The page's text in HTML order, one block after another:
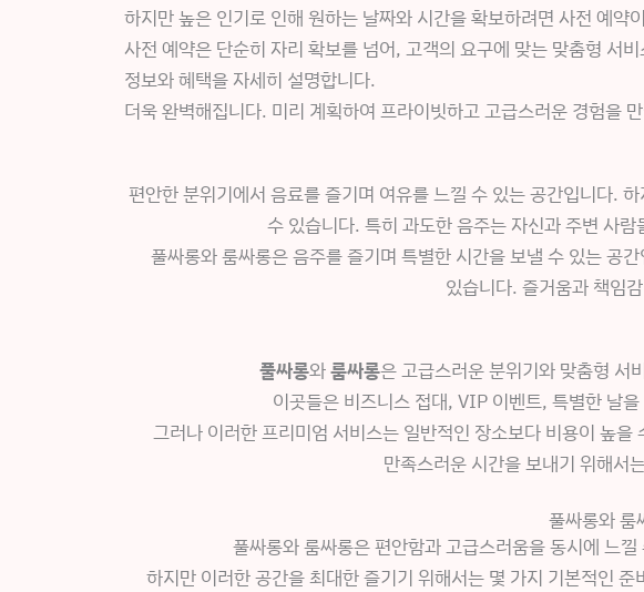
하지만 높은 인기로 인해 원하는 날짜와 시간을 확보하려면 사전 예약
사전 예약은 단순히 자리 확보를 넘어, 고객의 요구에 맞는 맞춤형 서
정보와 혜택을 자세히 설명합니다.
더욱 완벽해집니다. 미리 계획하여 프라이빗하고 고급스러운 경험을
편안한 분위기에서 음료를 즐기며 여유를 느낄 수 있는 공간입니다.
수 있습니다. 특히 과도한 음주는 자신과 주변 사
풀싸롱와 룸싸롱은 음주를 즐기며 특별한 시간을 보낼 수 있는 공
있습니다. 즐거움과 책임
풀싸롱와룸싸롱은 고급스러운 분위기와 맞춤형 서
이곳들은 비즈니스 접대, VIP 이벤트, 특별한 날
그러나 이러한 프리미엄 서비스는 일반적인 장소보다 비용이 높
만족스러운 시간을 보내기 위해서
풀싸롱와 룸
풀싸롱와 룸싸롱은 편안함과 고급스러움을 동시에 느
하지만 이러한 공간을 최대한 즐기기 위해서는 몇 가지 기본적인